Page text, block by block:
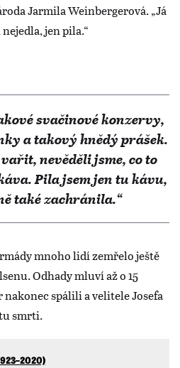
Jarmila Weinbergerová. „Já
jen pila.“
svačinové konzervy,
a takový hnědý prášek.
nevěděli jsme, co to
Pila jsem jen tu kávu,
také zachránila.“
mnoho lidí zemřelo ještě
Odhady mluví až o 15
spálili a velitele Josefa
smrti.